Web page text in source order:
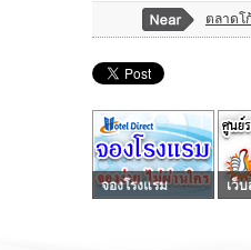
ตลาดโ
จองโรงแรม เว็